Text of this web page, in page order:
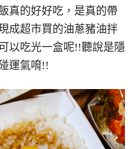
真的好好吃，是真的帶
成超市買的油蔥豬油拌
以吃光一盒呢!!聽說是隱
運氣唷!!